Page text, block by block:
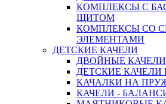
КОМПЛЕКСЫ С
ЩИТОМ
КОМПЛЕКСЫ СО
ЭЛЕМЕНТАМИ
ДЕТСКИЕ КАЧЕЛИ
ДВОЙНЫЕ КАЧЕЛИ
ДЕТСКИЕ КАЧЕЛИ
КАЧАЛКИ НА
КАЧЕЛИ -